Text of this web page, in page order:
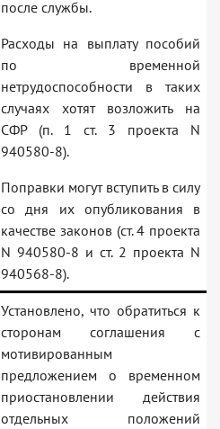
после службы.
Расходы на выплату пособий
по временной
нетрудоспособности в таких
случаях хотят возложить на
СФР (п. 1 ст. 3 проекта N
940580-8).
Поправки могут вступить в силу
со дня их опубликования в
качестве законов (ст. 4 проекта
N 940580-8 и ст. 2 проекта N
940568-8).
Установлено, что обратиться к
сторонам соглашения с
мотивированным
предложением о временном
приостановлении действия
отдельных положений